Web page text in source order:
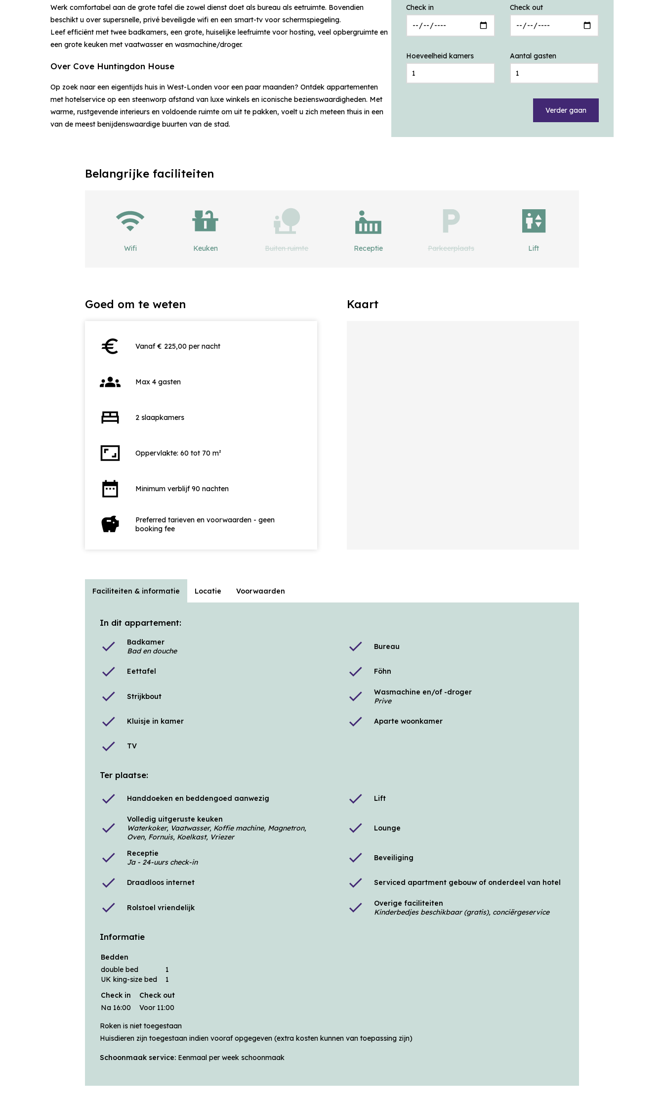
Werk comfortabel aan de grote tafel die zowel dienst doet als bureau als eetruimte. Bovendien
beschikt u over supersnelle, privé beveiligde wifi en een smart-tv voor schermspiegeling.
Leef efficiënt met twee badkamers, een grote, huiselijke leefruimte voor hosting, veel opbergruimte en
een grote keuken met vaatwasser en wasmachine/droger.
Over Cove Huntingdon House
Op zoek naar een eigentijds huis in West-Londen voor een paar maanden? Ontdek appartementen
met hotelservice op een steenworp afstand van luxe winkels en iconische bezienswaardigheden. Met
warme, rustgevende interieurs en voldoende ruimte om uit te pakken, voelt u zich meteen thuis in een
van de meest benijdenswaardige buurten van de stad.
Check in Check out
Hoeveelheid kamers Aantal gasten
Verder gaan
Belangrijke faciliteiten
Wifi Keuken Buiten ruimte Receptie Parkeerplaats Lift
Goed om te weten
euro Vanaf € 225,00 per nacht
groups Max 4 gasten
bed 2 slaapkamers
aspect_ratio Oppervlakte: 60 tot 70 m²
date_range Minimum verblijf 90 nachten
savings
Preferred tarieven en voorwaarden - geen
booking fee
Kaart
Faciliteiten & informatie Locatie Voorwaarden
In dit appartement:
check
Badkamer
Bad en douche
check Bureau
check Eettafel check Föhn
check Strijkbout check
Wasmachine en/of -droger
Prive
check Kluisje in kamer check Aparte woonkamer
check TV
Ter plaatse:
check Handdoeken en beddengoed aanwezig check Lift
check
Volledig uitgeruste keuken
Waterkoker, Vaatwasser, Koffie machine, Magnetron,
Oven, Fornuis, Koelkast, Vriezer
check Lounge
check
Receptie
Ja - 24-uurs check​-​in
check Beveiliging
check Draadloos internet check Serviced apartment gebouw of onderdeel van hotel
check Rolstoel vriendelijk check
Overige faciliteiten
Kinderbedjes beschikbaar (gratis), conciërgeservice
Informatie
Bedden
double bed
1
UK king-size bed
1
Check in
Check out
Na 16:00
Voor 11:00
Roken is niet toegestaan
Huisdieren zijn toegestaan indien vooraf opgegeven (extra kosten kunnen van toepassing zijn)
Schoonmaak service: Eenmaal per week schoonmaak